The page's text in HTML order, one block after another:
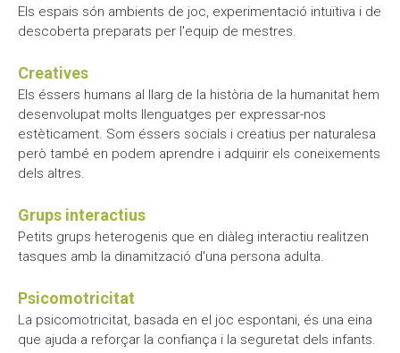
Els espais són ambients de joc, experimentació intuïtiva i de
descoberta preparats per l'equip de mestres.
Creatives
Els éssers humans al llarg de la història de la humanitat hem
desenvolupat molts llenguatges per expressar-nos
estèticament. Som éssers socials i creatius per naturalesa
però també en podem aprendre i adquirir els coneixements
dels altres.
Grups interactius
Petits grups heterogenis que en diàleg interactiu realitzen
tasques amb la dinamització d'una persona adulta.
Psicomotricitat
La psicomotricitat, basada en el joc espontani, és una eina
que ajuda a reforçar la confiança i la seguretat dels infants.